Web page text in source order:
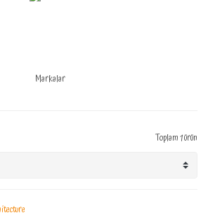
Markalar
Toplam 1 ürün